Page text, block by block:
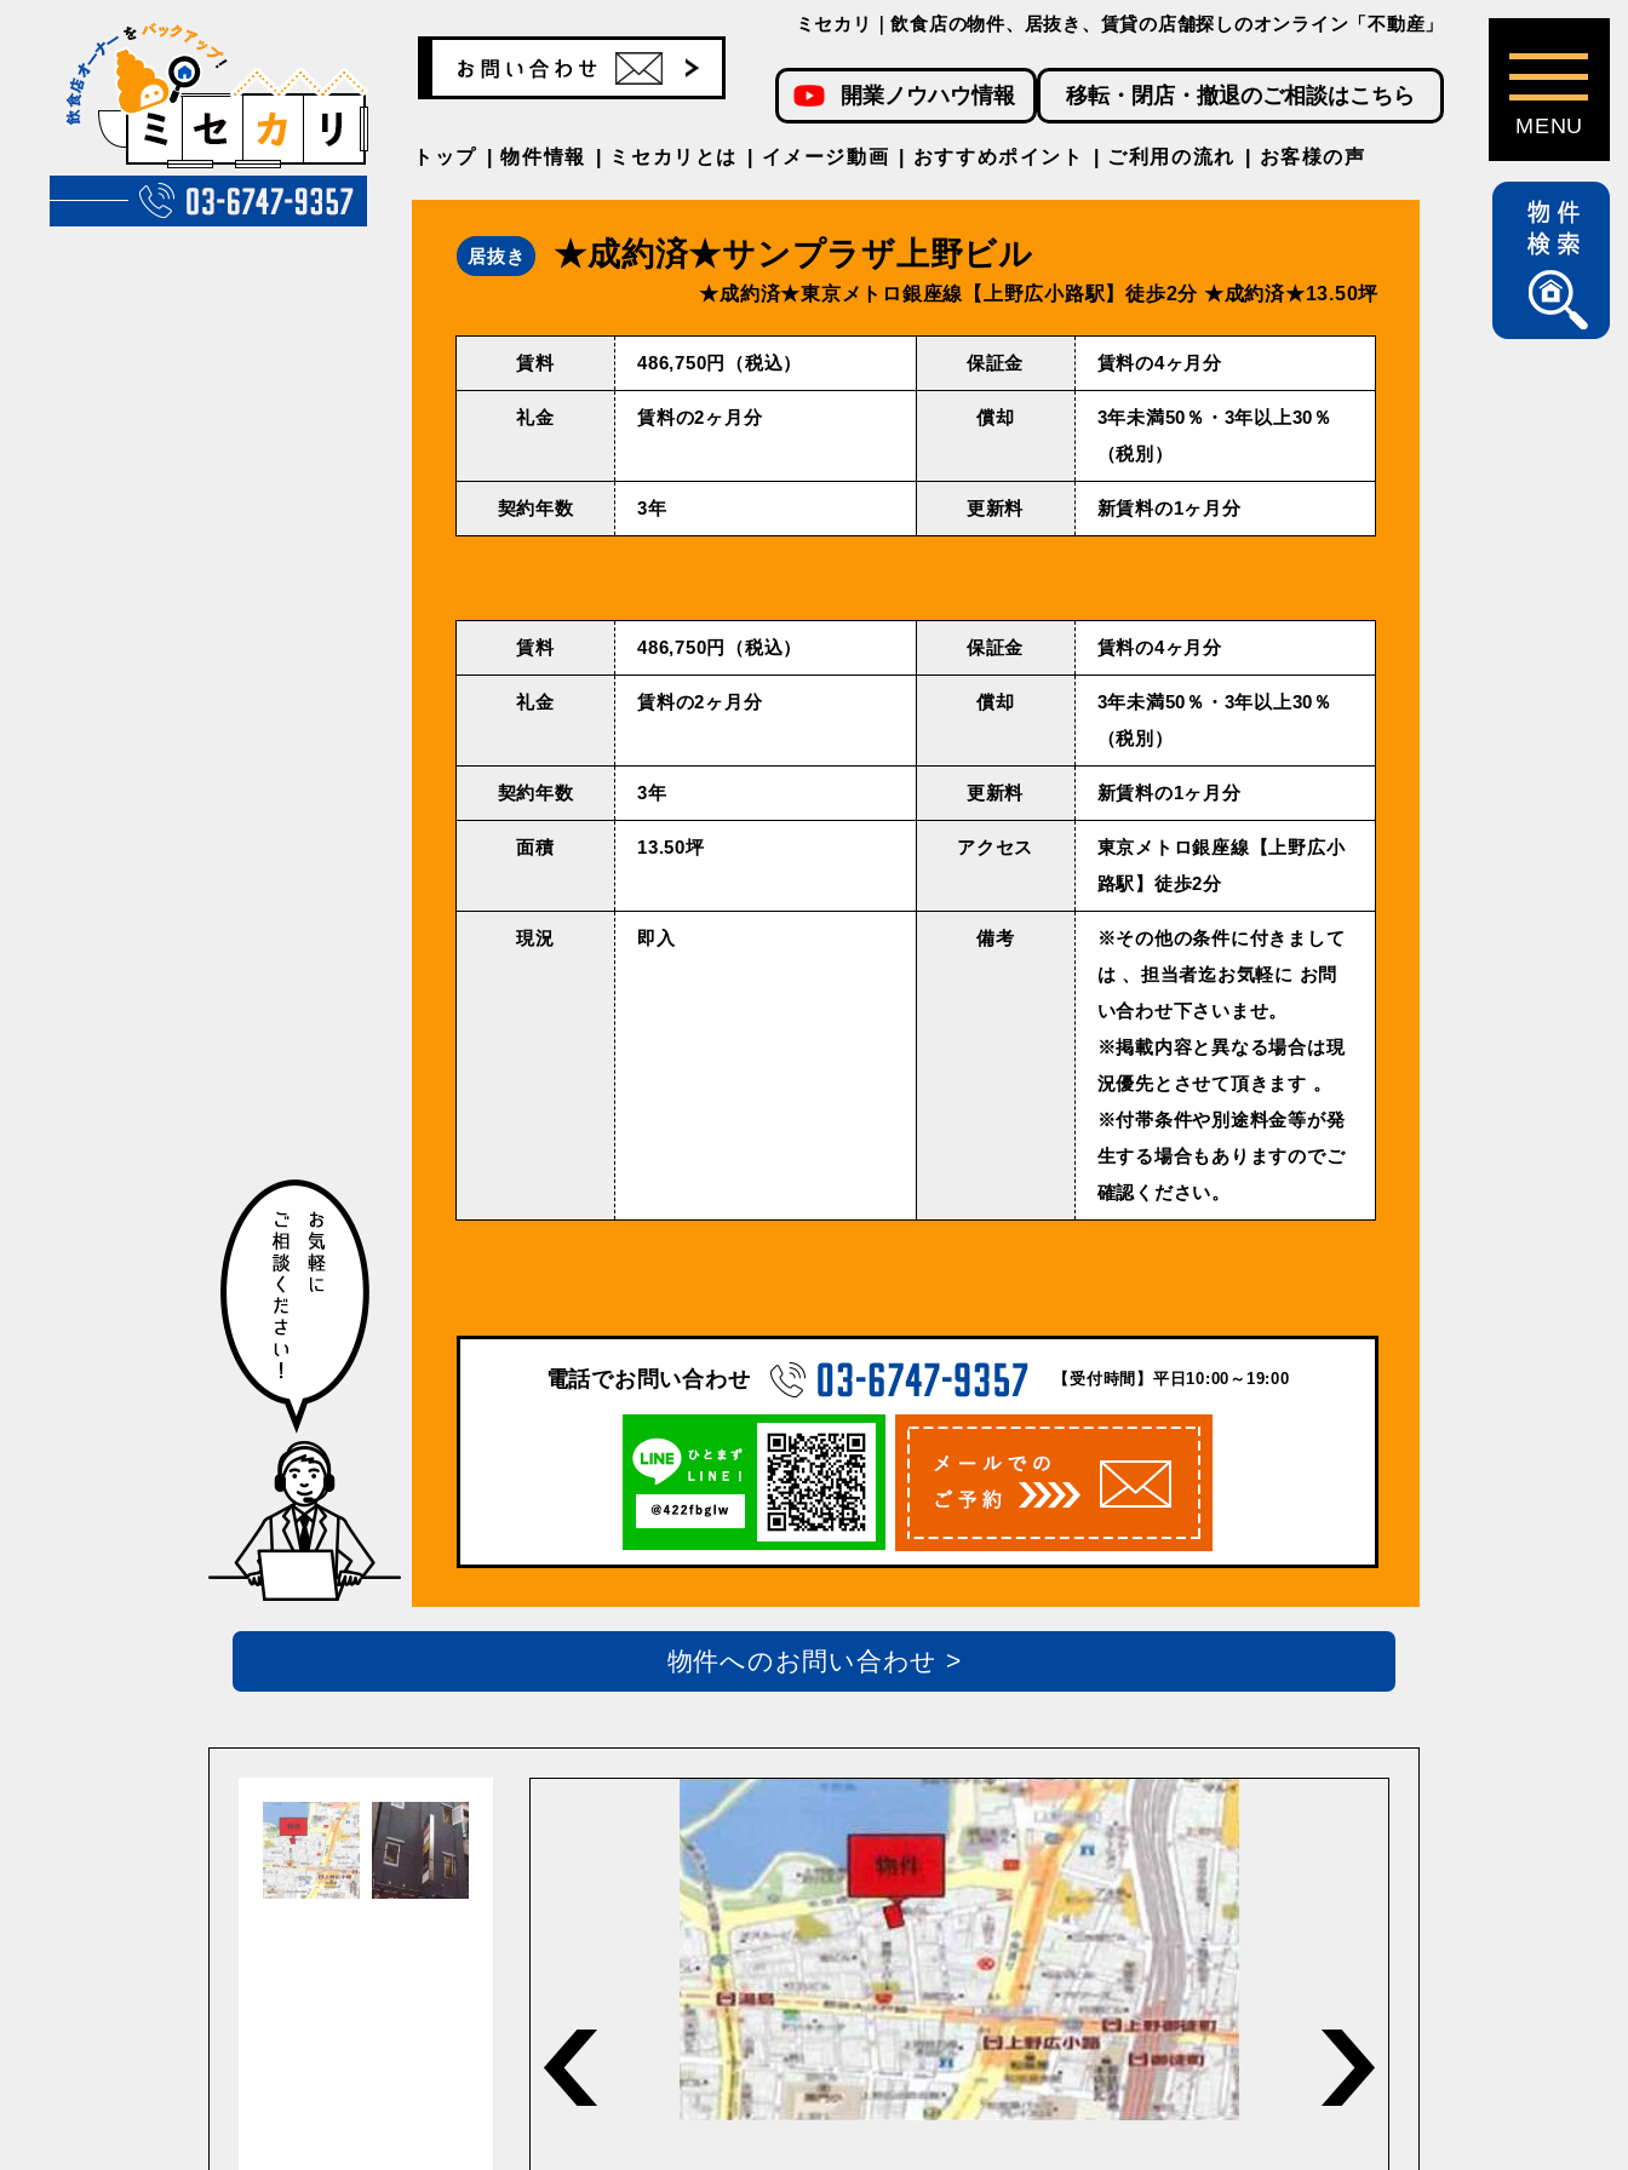
ミセカリ｜飲食店の物件、居抜き、賃貸の店舗探しのオンライン「不動産」
開業ノウハウ情報 移転・閉店・撤退のご相談はこちら
トップ 物件情報 ミセカリとは イメージ動画 おすすめポイント ご利用の流れ お客様の声
居抜き ★成約済★サンプラザ上野ビル
★成約済★東京メトロ銀座線【上野広小路駅】徒歩2分 ★成約済★13.50坪
賃料 486,750円（税込） 保証金 賃料の4ヶ月分
礼金 賃料の2ヶ月分 償却
3年未満50％・3年以上30％
（税別）
契約年数 3年 更新料 新賃料の1ヶ月分
賃料 486,750円（税込） 保証金 賃料の4ヶ月分
礼金 賃料の2ヶ月分 償却
3年未満50％・3年以上30％
（税別）
契約年数 3年 更新料 新賃料の1ヶ月分
面積 13.50坪 アクセス
東京メトロ銀座線【上野広小
路駅】徒歩2分
現況 即入 備考
※その他の条件に付きまして
は 、担当者迄お気軽に お問
い合わせ下さいませ。
※掲載内容と異なる場合は現
況優先とさせて頂きます 。
※付帯条件や別途料金等が発
生する場合もありますのでご
確認ください。
電話でお問い合わせ 【受付時間】平日10:00～19:00
物件へのお問い合わせ >